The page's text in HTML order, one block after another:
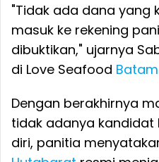
"Tidak ada dana yang
masuk ke rekening
dibuktikan," ujarnya
di Love Seafood Batam
Dengan berakhirnya
tidak adanya kandidat
diri, panitia